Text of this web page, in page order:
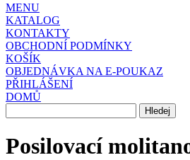
MENU
KATALOG
KONTAKTY
OBCHODNÍ PODMÍNKY
KOŠÍK
OBJEDNÁVKA NA E-POUKAZ
PŘIHLÁŠENÍ
DOMŮ
Posilovací